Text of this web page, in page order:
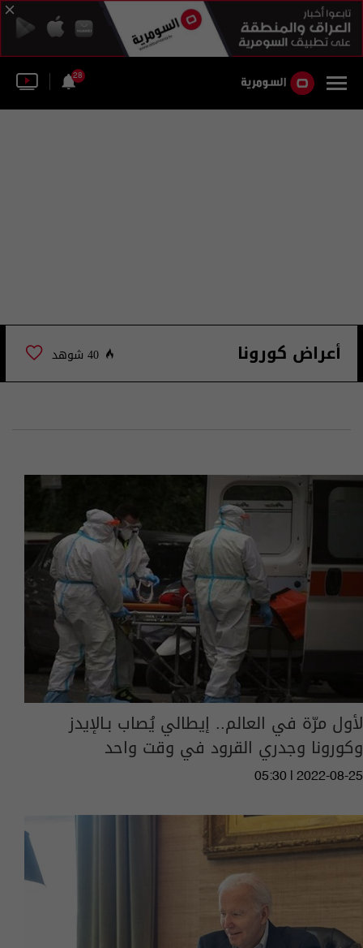
28
أعراض كورونا 40 شوهد
لأول مرّة في العالم.. إيطالي يُصاب بـالإيدز
وكورونا وجدري القرود في وقت واحد
05:30 | 2022-08-25